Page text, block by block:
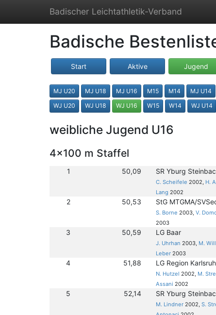
Badischer Leichtathletik-Verband
Badische
Start Aktive Jugend
MJ U20 MJ U18 MJ U16 M15 M14 MJ U14
WJ U20 WJ U18 WJ U16 W15 W14 WJ U14
weibliche Jugend U16
4x100 m Staffel
1 50,09 SR Yburg
C. Scheifele 2002, H.
Lang 2002
2 50,53 StG MTGMA/
S. Borne 2003,V.
2003
3 50,59 LG Baar
J. Uhrhan 2003, M.
Leber 2003
4 51,88 LG Region
N. Hutzel 2002, M.
Assani 2002
5 52,14 SR Yburg
M. Lindner 2002,S.